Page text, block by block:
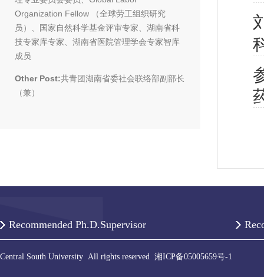
Organization Fellow （全球劳工组织研究
员）、国家自然科学基金评审专家、湖南省科
技专家库专家、湖南省医院管理学会专家智库
成员
Other Post:共青团湖南省委社会联络部副部长
（兼）
Recommended Ph.D.Supervisor
Central South University All rights reserved 湘ICP备05005659号-1